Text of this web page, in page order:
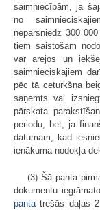
saimniecībām, ja
no
nepārsniedz 300 000
tiem saistošām
var ārējos un
saimnieciskajiem
pēc tā ceturkšņa
saņemts vai
pārskata
periodu, bet, ja
datumam, kad
ienākuma nodokļa
(3) Šā panta
dokumentu
pantatrešās daļas 2.